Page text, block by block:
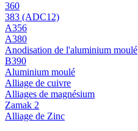
360
383 (ADC12)
A356
A380
Anodisation de l'aluminium moulé
B390
Aluminium moulé
Alliage de cuivre
Alliages de magnésium
Zamak 2
Alliage de Zinc